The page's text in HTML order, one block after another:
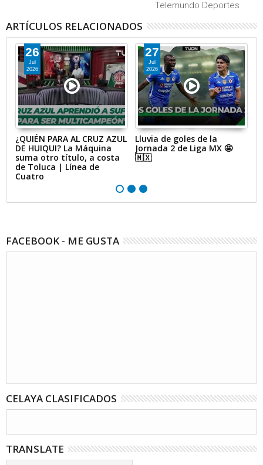
Telemundo Deportes
ARTÍCULOS RELACIONADOS
26
Jul
2026
¿QUIÉN PARA AL CRUZ AZUL
DE HUIQUI? La Máquina
suma otro título, a costa
de Toluca | Línea de
Cuatro
27
Jul
2026
Lluvia de goles de la
Jornada 2 de Liga MX 🤩
🇲🇽
FACEBOOK - ME GUSTA
CELAYA CLASIFICADOS
TRANSLATE